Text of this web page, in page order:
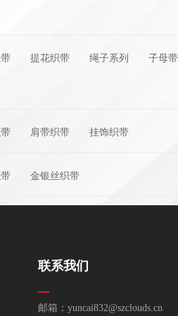
提花织带 绳子系列 子母带
肩带织带 挂饰织带
金银丝织带
联系我们
邮箱：yuncai832@szclouds.cn